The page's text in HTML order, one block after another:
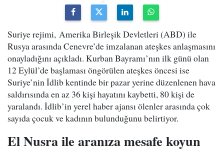
Suriye rejimi, Amerika Birleşik Devletleri (ABD) ile
Rusya arasında Cenevre’de imzalanan ateşkes anlaşmasını
onayladığını açıkladı. Kurban Bayramı’nın ilk günü olan
12 Eylül’de başlaması öngörülen ateşkes öncesi ise
Suriye’nin İdlib kentinde bir pazar yerine düzenlenen hava
saldırısında en az 36 kişi hayatını kaybetti, 80 kişi de
yaralandı. İdlib’in yerel haber ajansı ölenler arasında çok
sayıda çocuk ve kadının bulunduğunu belirtiyor.
El Nusra ile aranıza mesafe koyun